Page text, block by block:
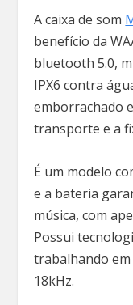
A caixa de som
benefício da
bluetooth 5.0,
IPX6 contra
emborrachado
transporte e a
É um modelo
e a bateria
música, com
Possui
trabalhando
18kHz.